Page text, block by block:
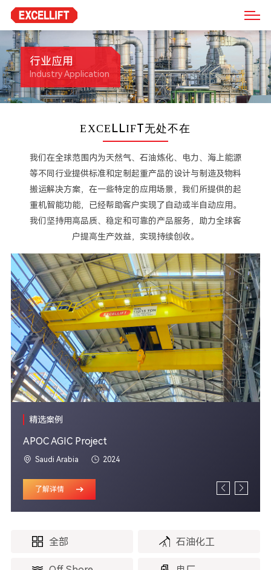
行业应用
Industry Application
EXCELLIFT无处不在
我们在全球范围内为天然气、石油炼化、电力、海上能源
等不同行业提供标准和定制起重产品的设计与制造及物料
搬运解决方案，在一些特定的应用场景，我们所提供的起
重机智能功能，已经帮助客户实现了自动或半自动应用。
我们坚持用高品质、稳定和可靠的产品服务，助力全球客
户提高生产效益，实现持续创收。
精选案例
APOC AGIC Project
Saudi Arabia 2024
了解详情
全部 石油化工